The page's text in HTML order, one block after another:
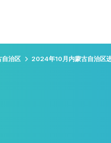
自治区 2024年10月内蒙古自治区